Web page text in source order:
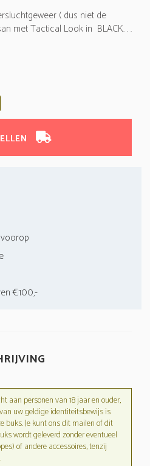
( dus niet de
met Tactical Look in BLACK. . .
€100,-
aan personen van 18 jaar en ouder,
uw geldige identiteitsbewijs is
buks. Je kunt ons dit mailen of dit
wordt geleverd zonder eventueel
of andere accessoires, tenzij